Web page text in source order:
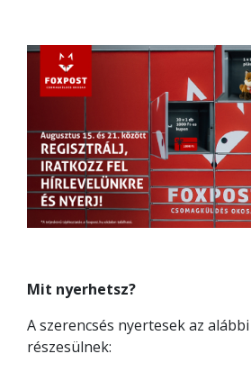
Mit nyerhetsz?
A szerencsés nyertesek az
részesülnek: